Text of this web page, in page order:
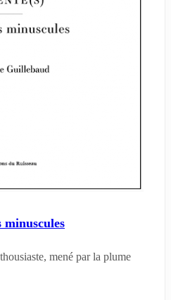
minuscules
mené par la plume